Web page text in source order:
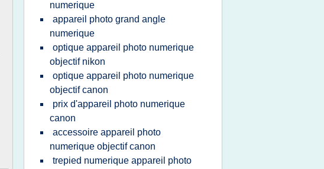
numerique
appareil photo grand angle
numerique
optique appareil photo numerique
objectif nikon
optique appareil photo numerique
objectif canon
prix d'appareil photo numerique
canon
accessoire appareil photo
numerique objectif canon
trepied numerique appareil photo